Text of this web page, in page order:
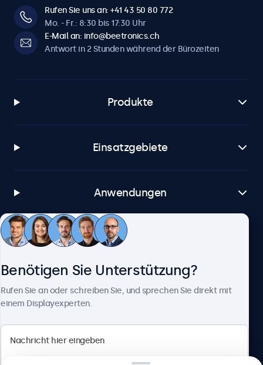
Rufen Sie uns an: +41 43 50 80 772
Mo. - Fr.: 8:30 bis 17:30 Uhr
E-Mail an: info@beetronics.ch
Antwort in 2 Stunden während der Bürozeiten
Produkte
Einsatzgebiete
Anwendungen
Kundenservice
Benötigen Sie Unterstützung?
Rufen Sie an oder schreiben Sie, und sprechen Sie direkt mit
einem Displayexperten.